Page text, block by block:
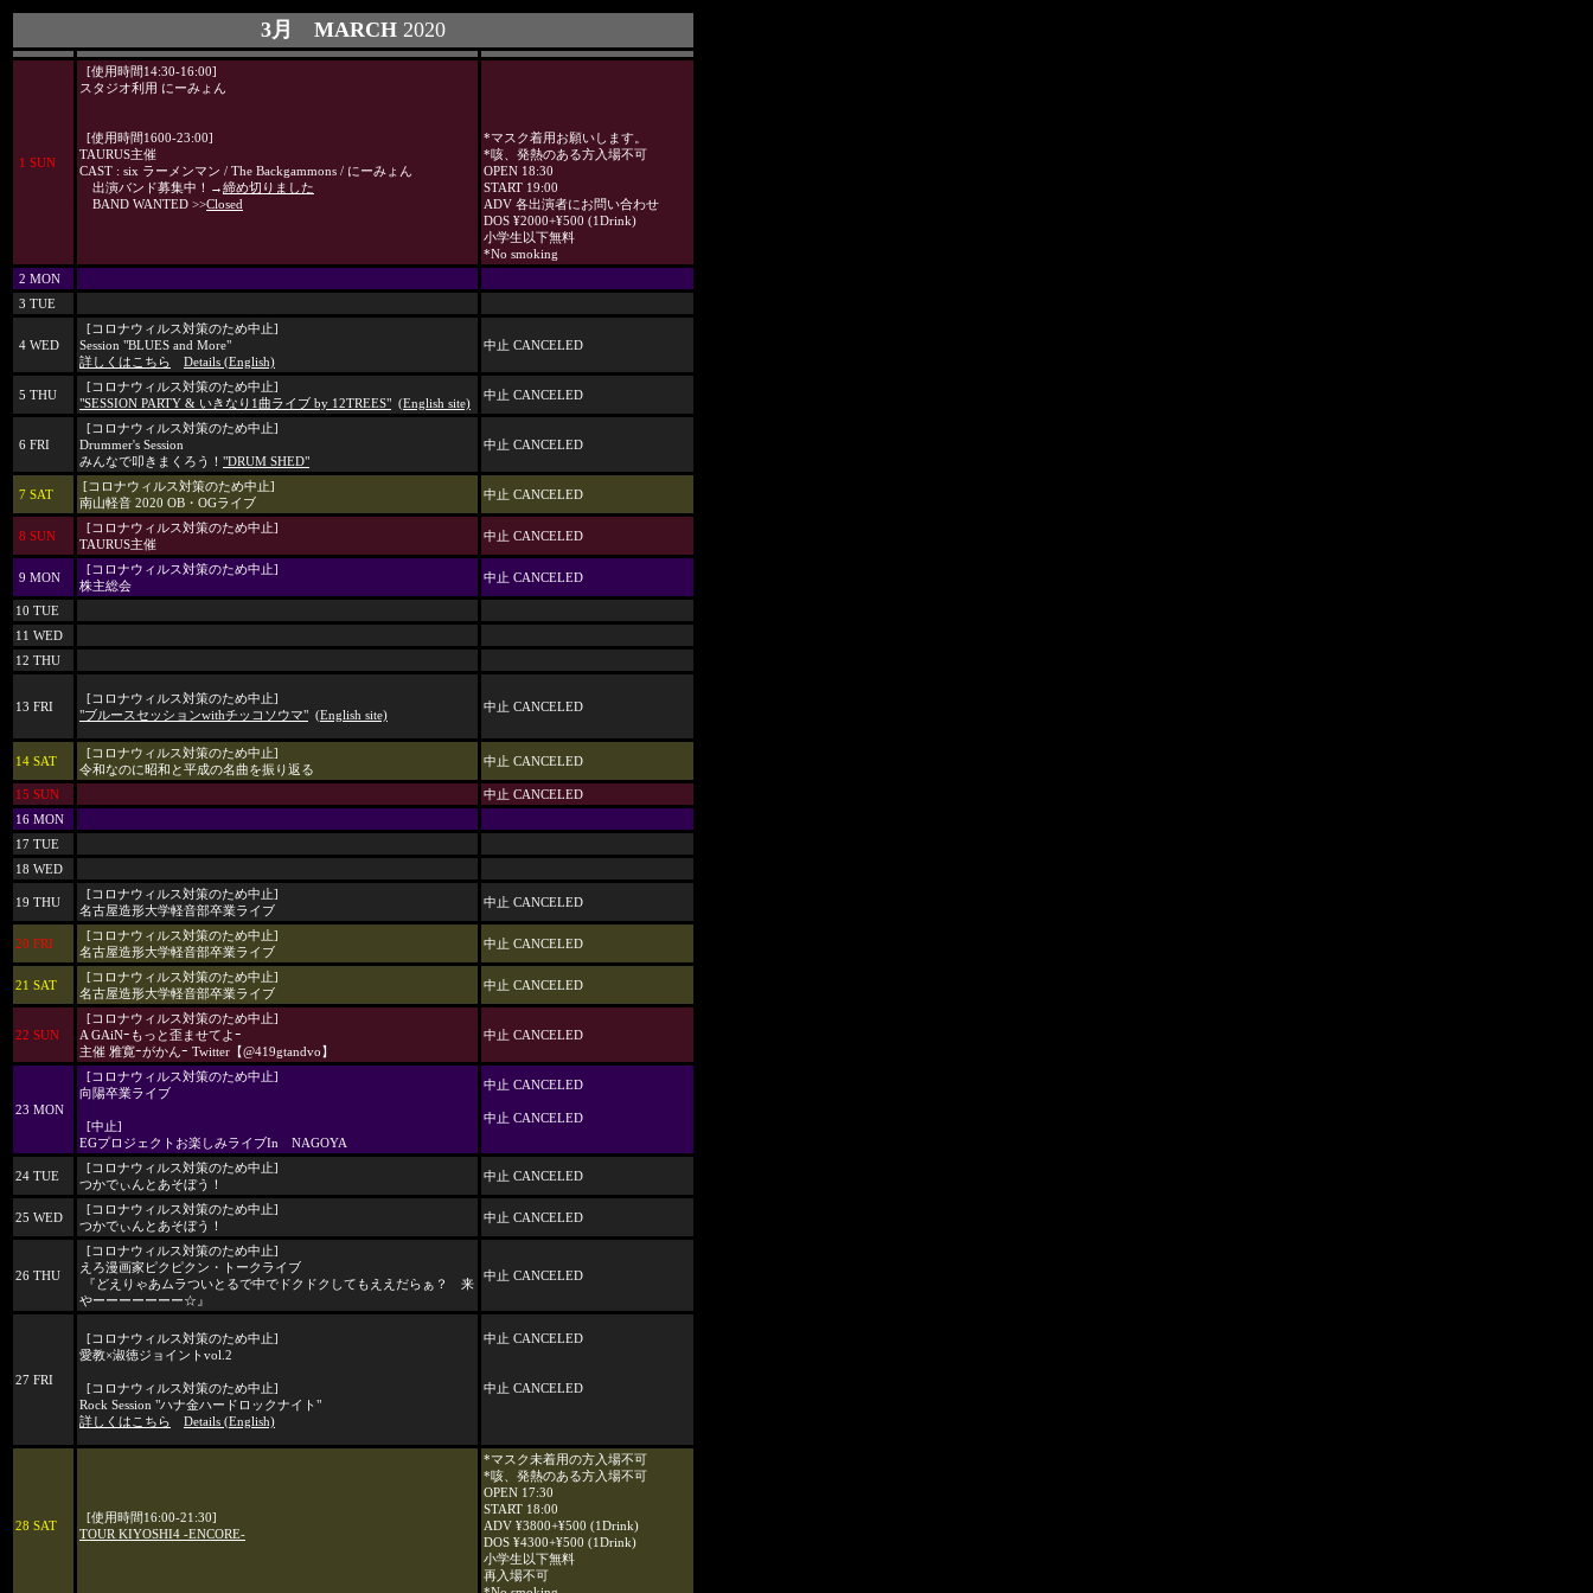
3月 MARCH 2020
1 SUN
[使用時間14:30-16:00]
スタジオ利用 にーみょん
[使用時間1600-23:00]
TAURUS主催
CAST : six ラーメンマン / The Backgammons / にーみょん
出演バンド募集中！→締め切りました
BAND WANTED >>Closed
*マスク着用お願いします。
*咳、発熱のある方入場不可
OPEN 18:30
START 19:00
ADV 各出演者にお問い合わせ
DOS ¥2000+¥500 (1Drink)
小学生以下無料
*No smoking
2 MON
3 TUE
4 WED
[コロナウィルス対策のため中止]
Session "BLUES and More"
詳しくはこちら
Details (English)
中止 CANCELED
5 THU
[コロナウィルス対策のため中止]
"SESSION PARTY & いきなり1曲ライブ by 12TREES" (English site)
中止 CANCELED
6 FRI
[コロナウィルス対策のため中止]
Drummer's Session
みんなで叩きまくろう！ "DRUM SHED"
中止 CANCELED
7 SAT
[コロナウィルス対策のため中止]
南山軽音 2020 OB・OGライブ
中止 CANCELED
8 SUN
[コロナウィルス対策のため中止]
TAURUS主催
中止 CANCELED
9 MON
[コロナウィルス対策のため中止]
株主総会
中止 CANCELED
10 TUE
11 WED
12 THU
13 FRI
[コロナウィルス対策のため中止]
"ブルースセッションwithチッコソウマ" (English site)
中止 CANCELED
14 SAT
[コロナウィルス対策のため中止]
令和なのに昭和と平成の名曲を振り返る
中止 CANCELED
15 SUN
中止 CANCELED
16 MON
17 TUE
18 WED
19 THU
[コロナウィルス対策のため中止]
名古屋造形大学軽音部卒業ライブ
中止 CANCELED
20 FRI
[コロナウィルス対策のため中止]
名古屋造形大学軽音部卒業ライブ
中止 CANCELED
21 SAT
[コロナウィルス対策のため中止]
名古屋造形大学軽音部卒業ライブ
中止 CANCELED
22 SUN
[コロナウィルス対策のため中止]
A GAiNｰもっと歪ませてよｰ
主催 雅寛ｰがかんｰ Twitter【@419gtandvo】
中止 CANCELED
23 MON
[コロナウィルス対策のため中止]
向陽卒業ライブ
[中止]
EGプロジェクトお楽しみライブIn NAGOYA
中止 CANCELED
中止 CANCELED
24 TUE
[コロナウィルス対策のため中止]
つかでぃんとあそぼう！
中止 CANCELED
25 WED
[コロナウィルス対策のため中止]
つかでぃんとあそぼう！
中止 CANCELED
26 THU
[コロナウィルス対策のため中止]
えろ漫画家ピクピクン・トークライブ
『どえりゃあムラついとるで中でドクドクしてもええだらぁ？ 来
やーーーーーーー☆』
中止 CANCELED
27 FRI
[コロナウィルス対策のため中止]
愛教×淑徳ジョイントvol.2
[コロナウィルス対策のため中止]
Rock Session "ハナ金ハードロックナイト"
詳しくはこちら
Details (English)
中止 CANCELED
中止 CANCELED
28 SAT
[使用時間16:00-21:30]
TOUR KIYOSHI4 -ENCORE-
*マスク未着用の方入場不可
*咳、発熱のある方入場不可
OPEN 17:30
START 18:00
ADV ¥3800+¥500 (1Drink)
DOS ¥4300+¥500 (1Drink)
小学生以下無料
再入場不可